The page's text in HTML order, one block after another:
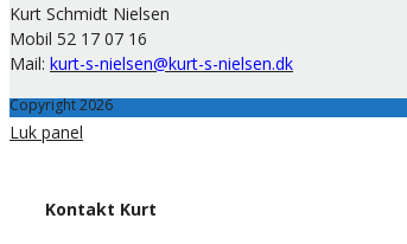
Kurt Schmidt Nielsen
Mobil 52 17 07 16
Mail: kurt-s-nielsen@kurt-s-nielsen.dk
Copyright 2026
Luk panel
Kontakt Kurt